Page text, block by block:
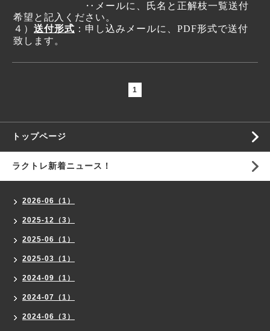
‥ メールに、氏名と正解枝一覧送付
希望と記入ください。
４） 送付形式 ： 申し込みメールに、 PDF形式で送付
致します。
1
トップページ
ラクトレ新着ニュース！
2026-06（1）
2025-12（3）
2025-06（1）
2025-03（1）
2024-09（1）
2024-07（1）
2024-06（3）